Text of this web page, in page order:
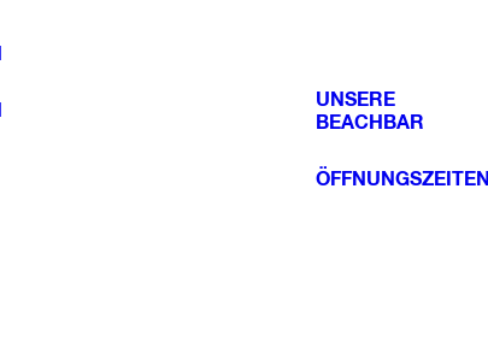
UNSERE
BEACHBAR
ÖFFNUNGSZEITEN